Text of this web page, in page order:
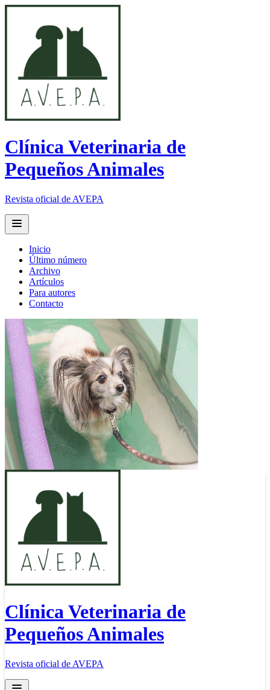
Clínica Veterinaria de
Pequeños Animales
Revista oficial de AVEPA
Open main menu
Inicio
Último número
Archivo
Artículos
Para autores
Contacto
Clínica Veterinaria de
Pequeños Animales
Revista oficial de AVEPA
Open main menu